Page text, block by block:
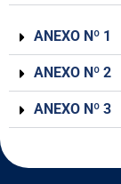
ANEXO Nº 1
ANEXO Nº 2
ANEXO Nº 3